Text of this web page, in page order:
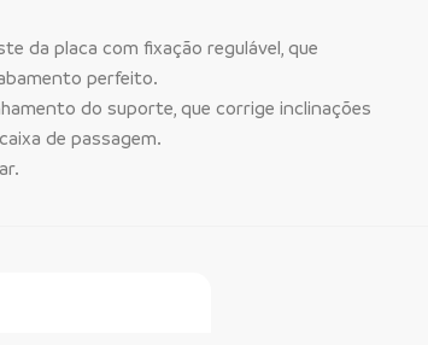
da placa com fixação regulável, que
perfeito.
do suporte, que corrige inclinações
de passagem.